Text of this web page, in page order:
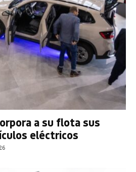
a su flota sus
eléctricos